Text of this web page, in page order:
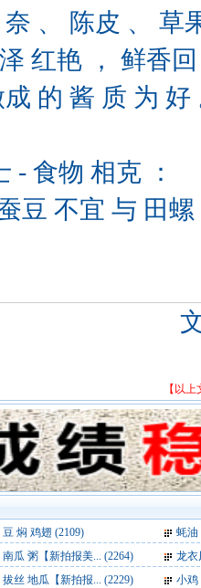
、 陈皮 、 草
红艳 ， 鲜香
成 的 酱 质 为 好
- 食物 相克 ：
豆 不宜 与 田
【以
豆 焖 鸡翅 (2109)
蚝油
南瓜 粥【新拍报美... (2264)
龙衣
拔丝 地瓜【新拍报... (2229) 小鸡